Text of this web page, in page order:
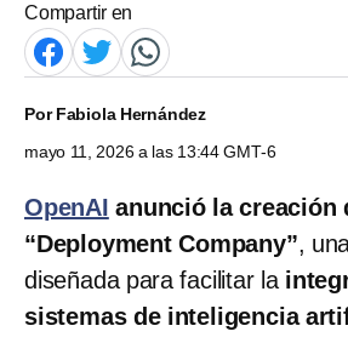
Compartir en
PorFabiola Hernández
mayo 11, 2026 a las 13:44 GMT-6
OpenAI anunció la creación
“Deployment Company”,
diseñada para facilitar la
sistemas de inteligencia